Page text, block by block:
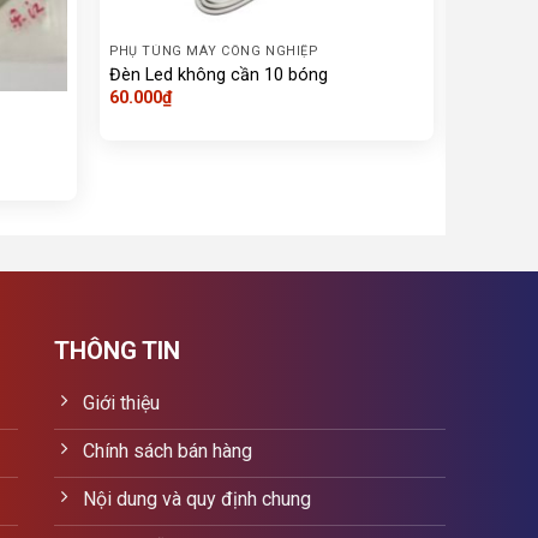
PHỤ TÙNG MÁY CÔNG NGHIỆP
Đèn Led không cần 10 bóng
60.000₫
THÔNG TIN
Giới thiệu
Chính sách bán hàng
Nội dung và quy định chung